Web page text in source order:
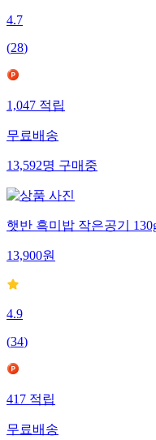
4.7
(28)
1,047적립
무료배송
13,592명구매중
햇반 흑미밥 작은공기
13,900원
4.9
(34)
417적립
무료배송